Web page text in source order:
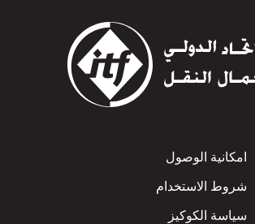
Footer
امكانية الوصول
شروط الاستخدام
سياسة الكوكيز